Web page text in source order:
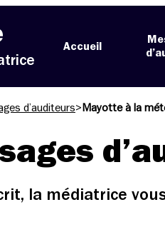
Accueil
d’auditeurs> Mayotte à la
la médiatrice